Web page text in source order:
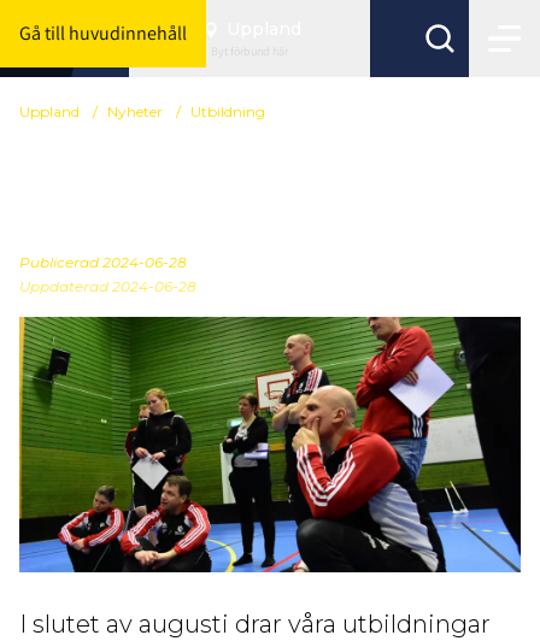
Gå till huvudinnehåll
Byt förbund här
Uppland / Nyheter / Utbildning
Publicerad 2024-06-28
Uppdaterad 2024-06-28
I slutet av augusti drar våra utbildningar